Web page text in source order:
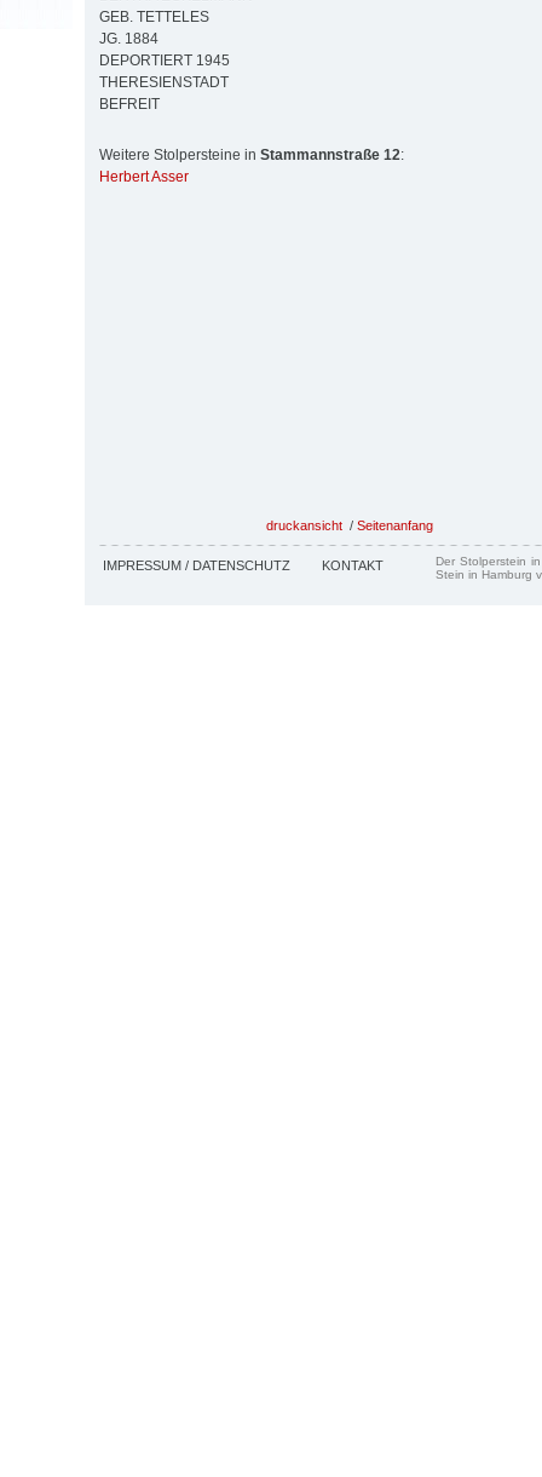
GEB. TETTELES
JG. 1884
DEPORTIERT 1945
THERESIENSTADT
BEFREIT
Weitere Stolpersteine in Stammannstraße 12:
Herbert Asser
druckansicht / Seitenanfang
IMPRESSUM / DATENSCHUTZ KONTAKT
Der Stolperstein
Stein in Hamburg